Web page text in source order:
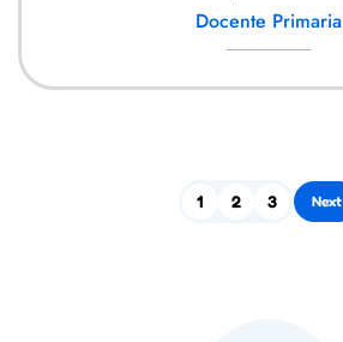
Docente Primaria
1 2 3 Next